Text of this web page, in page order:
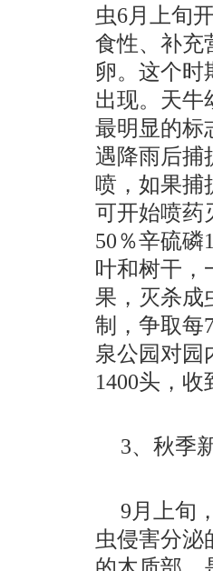
虫6月上旬
食性、补充
卵。这个时
出现。天牛
最明显的标
遇降雨后捕
喷，如果捕
可开始喷药
50％辛硫磷
叶和树干，
果，灭杀成
制，争取每
泉公园对园
1400头，
3、秋季
9月上旬
虫侵害分泌